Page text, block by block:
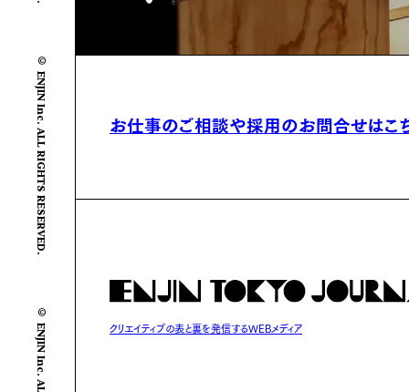
© ENJIN Inc. ALL RIGHTS RESERVED.
お仕事のご相談や採用のお問合せはこ
クリエイティブの表と裏を発信するWEBメディア